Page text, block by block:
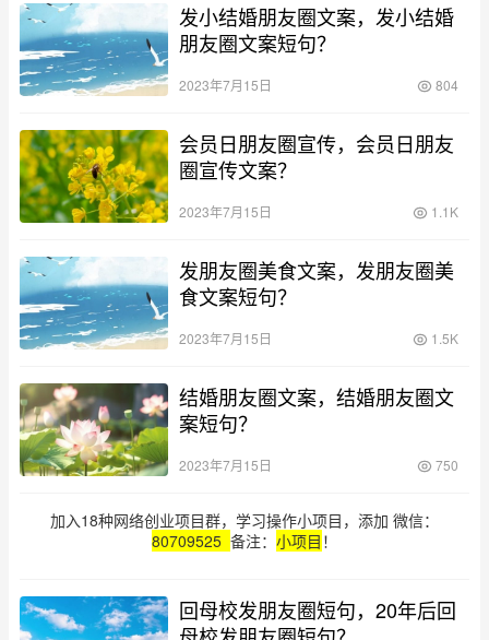
发小结婚朋友圈文案，发小结婚
朋友圈文案短句？
2023年7月15日 804
会员日朋友圈宣传，会员日朋友
圈宣传文案？
2023年7月15日 1.1K
发朋友圈美食文案，发朋友圈美
食文案短句？
2023年7月15日 1.5K
结婚朋友圈文案，结婚朋友圈文
案短句？
2023年7月15日 750
加入18种网络创业项目群，学习操作小项目，添加 微信：
80709525 备注： 小项目 ！
回母校发朋友圈短句，20年后回